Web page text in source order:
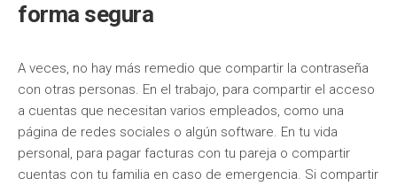
forma segura
A veces, no hay más remedio que compartir la contraseña
con otras personas. En el trabajo, para compartir el acceso
a cuentas que necesitan varios empleados, como una
página de redes sociales o algún software. En tu vida
personal, para pagar facturas con tu pareja o compartir
cuentas con tu familia en caso de emergencia. Si compartir